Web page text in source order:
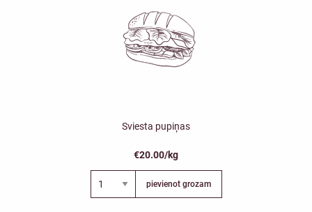
Sviesta pupiņas
€20.00/kg
pievienot grozam